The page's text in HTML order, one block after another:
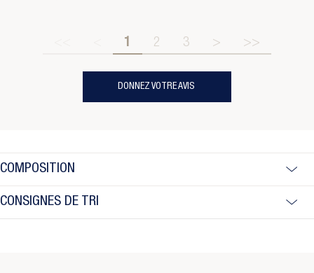
1 2 3 > >>
DONNEZ VOTRE AVIS
COMPOSITION
CONSIGNES DE TRI